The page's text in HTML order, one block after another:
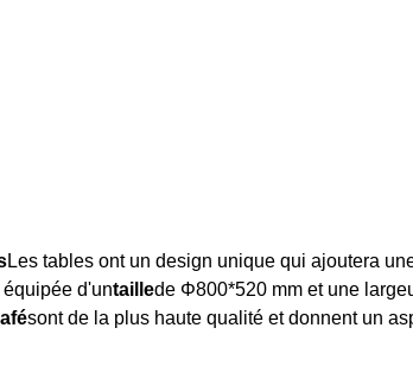
Les tables ont un design unique qui ajoutera
d'untaillede Φ800*520 mm et une
sont de la plus haute qualité et donnent un